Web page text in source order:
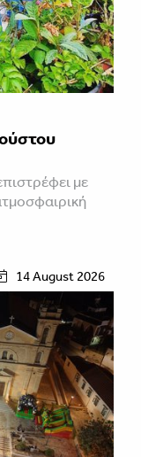
με
14 August 2026